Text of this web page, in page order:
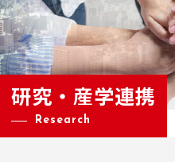
研究・産学連携
Research